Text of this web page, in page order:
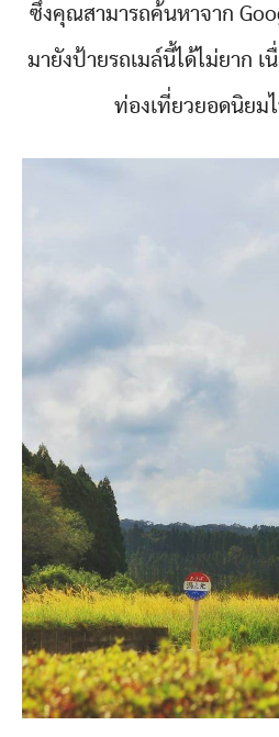
ซึ่งคุณสามารถค้นหาจาก
มายังป้ายรถเมล์นี้ได้ไม่ยาก
ท่องเที่ยวยอดนิยม